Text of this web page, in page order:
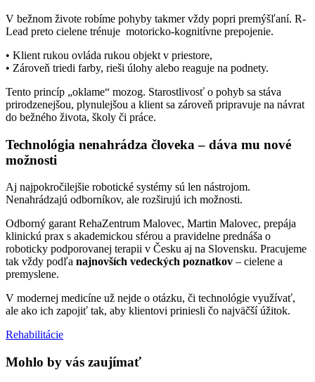
V bežnom živote robíme pohyby takmer vždy popri premýšľaní. R-
Lead preto cielene trénuje motoricko-kognitívne prepojenie.
• Klient rukou ovláda rukou objekt v priestore,
• Zároveň triedi farby, rieši úlohy alebo reaguje na podnety.
Tento princíp „oklame“ mozog. Starostlivosť o pohyb sa stáva
prirodzenejšou, plynulejšou a klient sa zároveň pripravuje na návrat
do bežného života, školy či práce.
Technológia nenahrádza človeka – dáva mu nové
možnosti
Aj najpokročilejšie robotické systémy sú len nástrojom.
Nenahrádzajú odborníkov, ale rozširujú ich možnosti.
Odborný garant RehaZentrum Malovec, Martin Malovec, prepája
klinickú prax s akademickou sférou a pravidelne prednáša o
roboticky podporovanej terapii v Česku aj na Slovensku. Pracujeme
tak vždy podľa najnovších vedeckých poznatkov – cielene a
premyslene.
V modernej medicíne už nejde o otázku, či technológie využívať,
ale ako ich zapojiť tak, aby klientovi priniesli čo najväčší úžitok.
Rehabilitácie
Mohlo by vás zaujímať